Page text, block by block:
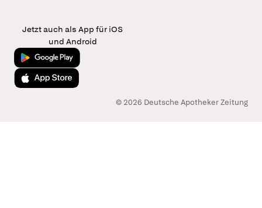
Jetzt auch als App für iOS
und Android
Jetzt bei Google Play
Laden im App Store
© 2026 Deutsche Apotheker Zeitung